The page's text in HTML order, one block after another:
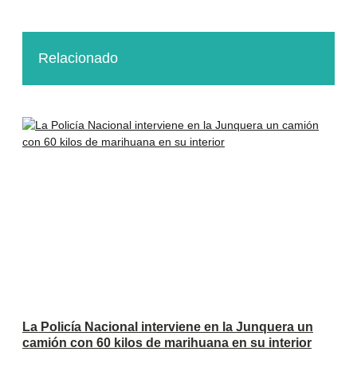
Relacionado
La Policía Nacional interviene en la Junquera un
camión con 60 kilos de marihuana en su interior